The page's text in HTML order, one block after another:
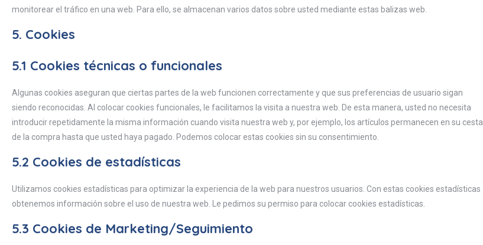
monitorear el tráfico en una web. Para ello, se almacenan varios datos sobre usted mediante estas balizas web.
5. Cookies
5.1 Cookies técnicas o funcionales
Algunas cookies aseguran que ciertas partes de la web funcionen correctamente y que sus preferencias de usuario sigan
siendo reconocidas. Al colocar cookies funcionales, le facilitamos la visita a nuestra web. De esta manera, usted no necesita
introducir repetidamente la misma información cuando visita nuestra web y, por ejemplo, los artículos permanecen en su cesta
de la compra hasta que usted haya pagado. Podemos colocar estas cookies sin su consentimiento.
5.2 Cookies de estadísticas
Utilizamos cookies estadísticas para optimizar la experiencia de la web para nuestros usuarios. Con estas cookies estadísticas
obtenemos información sobre el uso de nuestra web. Le pedimos su permiso para colocar cookies estadísticas.
5.3 Cookies de Marketing/Seguimiento